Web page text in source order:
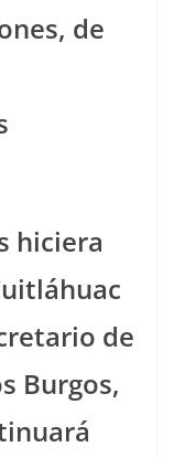
de
hiciera
de
Burgos,